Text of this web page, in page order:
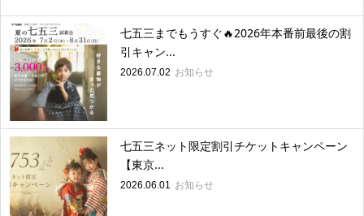
七五三までもうすぐ🔥2026年本番前最後の割
引キャン...
2026.07.02 お知らせ
七五三ネット限定割引チケットキャンペーン
【東京...
2026.06.01 お知らせ